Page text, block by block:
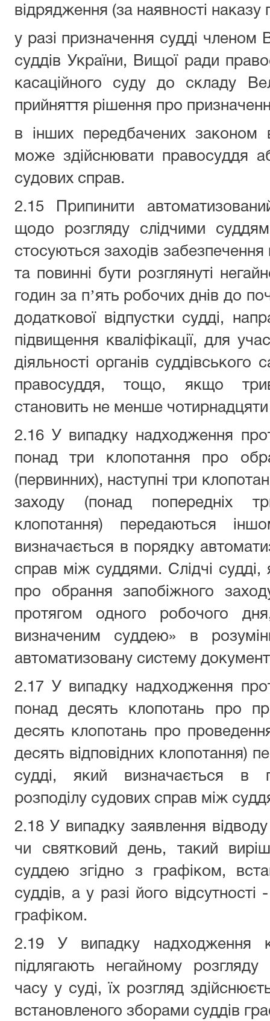
відрядження (за наявності наказу
у разі призначення судді членом
суддів України, Вищої ради
касаційного суду до складу
прийняття рішення про
в інших передбачених
може здійснювати правосуддя
судових справ.
2.15 Припинити
щодо розгляду слідчими
стосуються заходів
та повинні бути розглянуті
годин за пʼять робочих днів до
додаткової відпустки судді,
підвищення кваліфікації, для
діяльності органів
правосуддя, тощо, якщо
становить не менше
2.16 У випадку надходження
понад три клопотання про
(первинних), наступні три
заходу (понад попередніх
клопотання) передаються
визначається в порядку
справ між суддями. Слідчі судді,
про обрання запобіжного
протягом одного робочого
визначеним суддею» в
автоматизовану систему
2.17 У випадку надходження
понад десять клопотань про
десять клопотань про
десять відповідних клопотання)
судді, який визначається в
розподілу судових справ між
2.18 У випадку заявлення
чи святковий день, такий
суддею згідно з графіком,
суддів, а у разі його
графіком.
2.19 У випадку надходження
підлягають негайному розгляду
часу у суді, їх розгляд
встановленого зборами суддів